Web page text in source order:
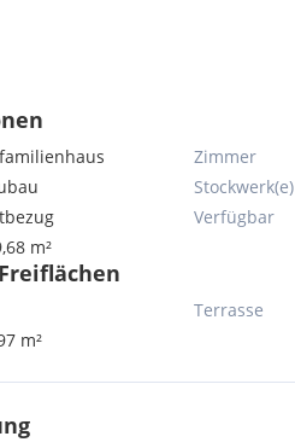
m²
Zimmer
Stockwerk(e)
Verfügbar
m²
Terrasse